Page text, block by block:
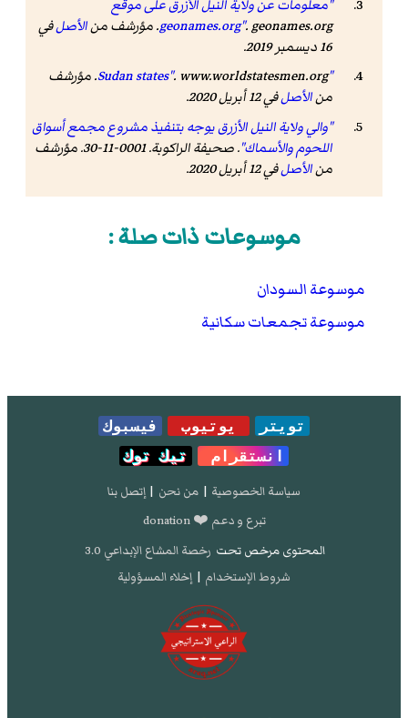
"معلومات عن ولاية النيل الأزرق على موقع
geonames.org". geonames.org. مؤرشف من الأصلفي
16 ديسمبر 2019.
"Sudan states"
. www.worldstatesmen.org
. مؤرشف
منالأصلفي 12 أبريل 2020
.
"والي ولاية النيل الأزرق يوجه بتنفيذ مشروع مجمع أسواق
اللحوم والأسماك".صحيفة الراكوبة
. 0001-11-30. مؤرشف
منالأصلفي 12 أبريل 2020 .
موسوعات ذات صلة :
موسوعة السودان
موسوعة تجمعات سكانية
تويتر يوتيوب
فيسبوك
انستقرام
تيك توك
سياسة الخصوصية | من نحن | إتصل بنا
تبرع و دعم ❤️ donation
المحتوى مرخص تحت رخصة المشاع الإبداعي 3.0
شروط الإستخدام | إخلاء المسؤولية